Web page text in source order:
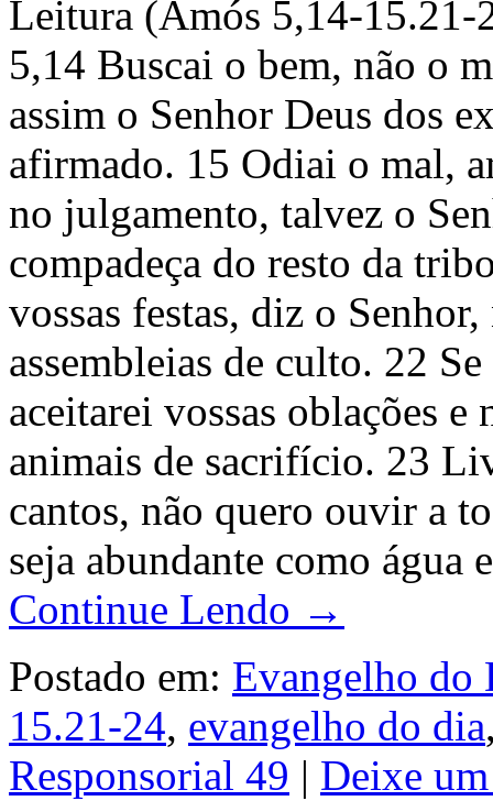
Leitura (Amós 5,14-15.21-
5,14 Buscai o bem, não o
assim o Senhor Deus dos
afirmado. 15 Odiai o mal,
no julgamento, talvez o
compadeça do resto da
vossas festas, diz o
assembleias de culto. 22
aceitarei vossas oblações e
animais de sacrifício. 23
cantos, não quero ouvir a
seja abundante como água
Continue Lendo →
Postado em: Evangelho do
15.21-24, evangelho do dia
Responsorial 49 | Deixe